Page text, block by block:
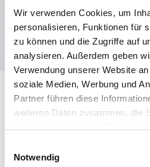
Wir verwenden Cookies, um
personalisieren, Funktionen für
zu können und die Zugriffe auf
analysieren. Außerdem geben
Verwendung unserer Website
soziale Medien, Werbung und
Partner führen diese
weiteren Daten zusammen, die
Notwendig
eine hochsichere
Schutzart IP65 (IEC60529)
Spezifikationen
Aesthetic Specifications
Electrical Specifications